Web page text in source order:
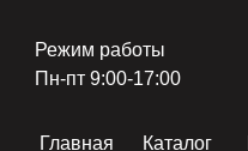
Главная Каталог
Режим работы
Пн-пт 9:00-17:00